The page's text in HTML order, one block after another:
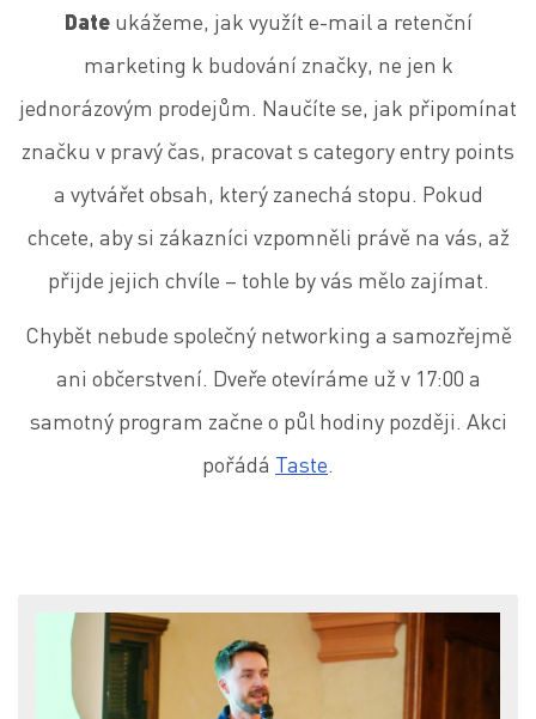
Dateukážeme, jak využít e-mail a retenční
marketing k budování značky, ne jen k
jednorázovým prodejům. Naučíte se, jak připomínat
značku v pravý čas, pracovat s category entry points
a vytvářet obsah, který zanechá stopu. Pokud
chcete, aby si zákazníci vzpomněli právě na vás, až
přijde jejich chvíle – tohle by vás mělo zajímat.
Chybět nebude společný networking a samozřejmě
ani občerstvení. Dveře otevíráme už v 17:00 a
samotný program začne o půl hodiny později. Akci
pořádá Taste.